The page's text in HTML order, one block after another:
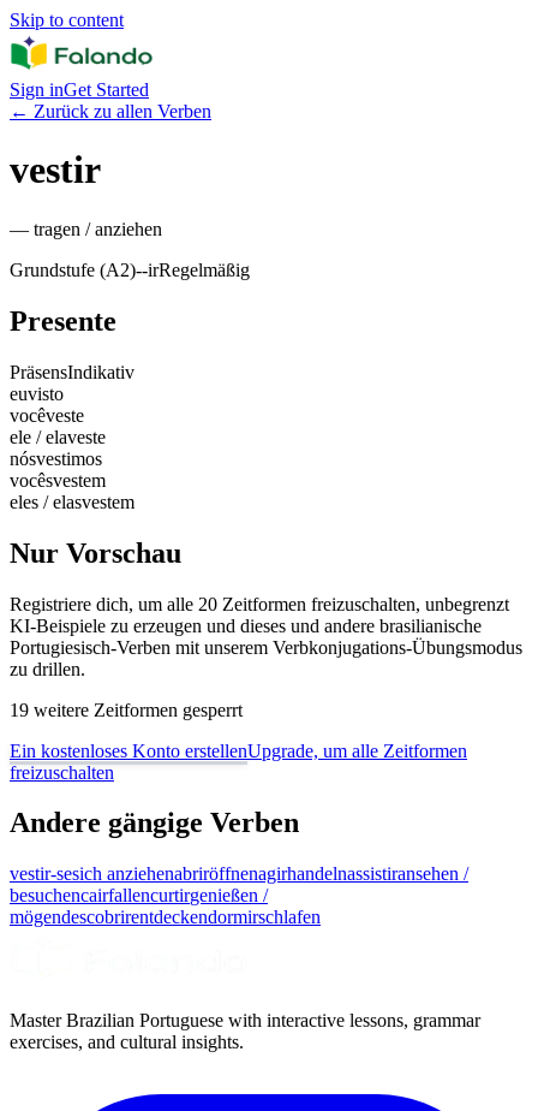
Skip to content
Sign inGet Started
← Zurück zu allen Verben
vestir
— tragen / anziehen
Grundstufe (A2)--irRegelmäßig
Presente
PräsensIndikativ
euvisto
vocêveste
ele / elaveste
nósvestimos
vocêsvestem
eles / elasvestem
Nur Vorschau
Registriere dich, um alle 20 Zeitformen freizuschalten, unbegrenzt
KI-Beispiele zu erzeugen und dieses und andere brasilianische
Portugiesisch-Verben mit unserem Verbkonjugations-Übungsmodus
zu drillen.
19 weitere Zeitformen gesperrt
Ein kostenloses Konto erstellenUpgrade, um alle Zeitformen
freizuschalten
Andere gängige Verben
vestir-sesich anziehenabriröffnenagirhandelnassistiransehen /
besuchencairfallencurtirgenießen /
mögendescobrirentdeckendormirschlafen
Master Brazilian Portuguese with interactive lessons, grammar
exercises, and cultural insights.